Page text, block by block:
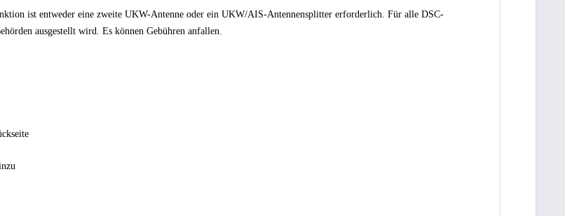
ist entweder eine zweite UKW-Antenne oder ein UKW/AIS-Antennensplitter erforderlich. Für alle DSC-
ausgestellt wird. Es können Gebühren anfallen.